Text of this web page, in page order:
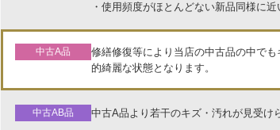
・使用頻度がほとんどない新品同様に近
中古A品
修繕修復等により当店の中古品の中で
的綺麗な状態となります。
中古AB品 中古A品より若干のキズ・汚れが見受け